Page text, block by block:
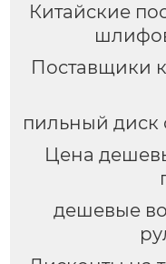
Китайские
Поставщики
пильный диск
Цена
дешевые